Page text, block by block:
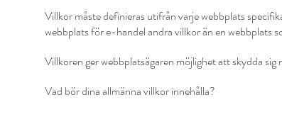
Villkor måste definieras utifrån varje webbplats
webbplats för e-handel andra villkor än en webbplats
Villkoren ger webbplatsägaren möjlighet att skydda
Vad bör dina allmänna villkor innehålla?